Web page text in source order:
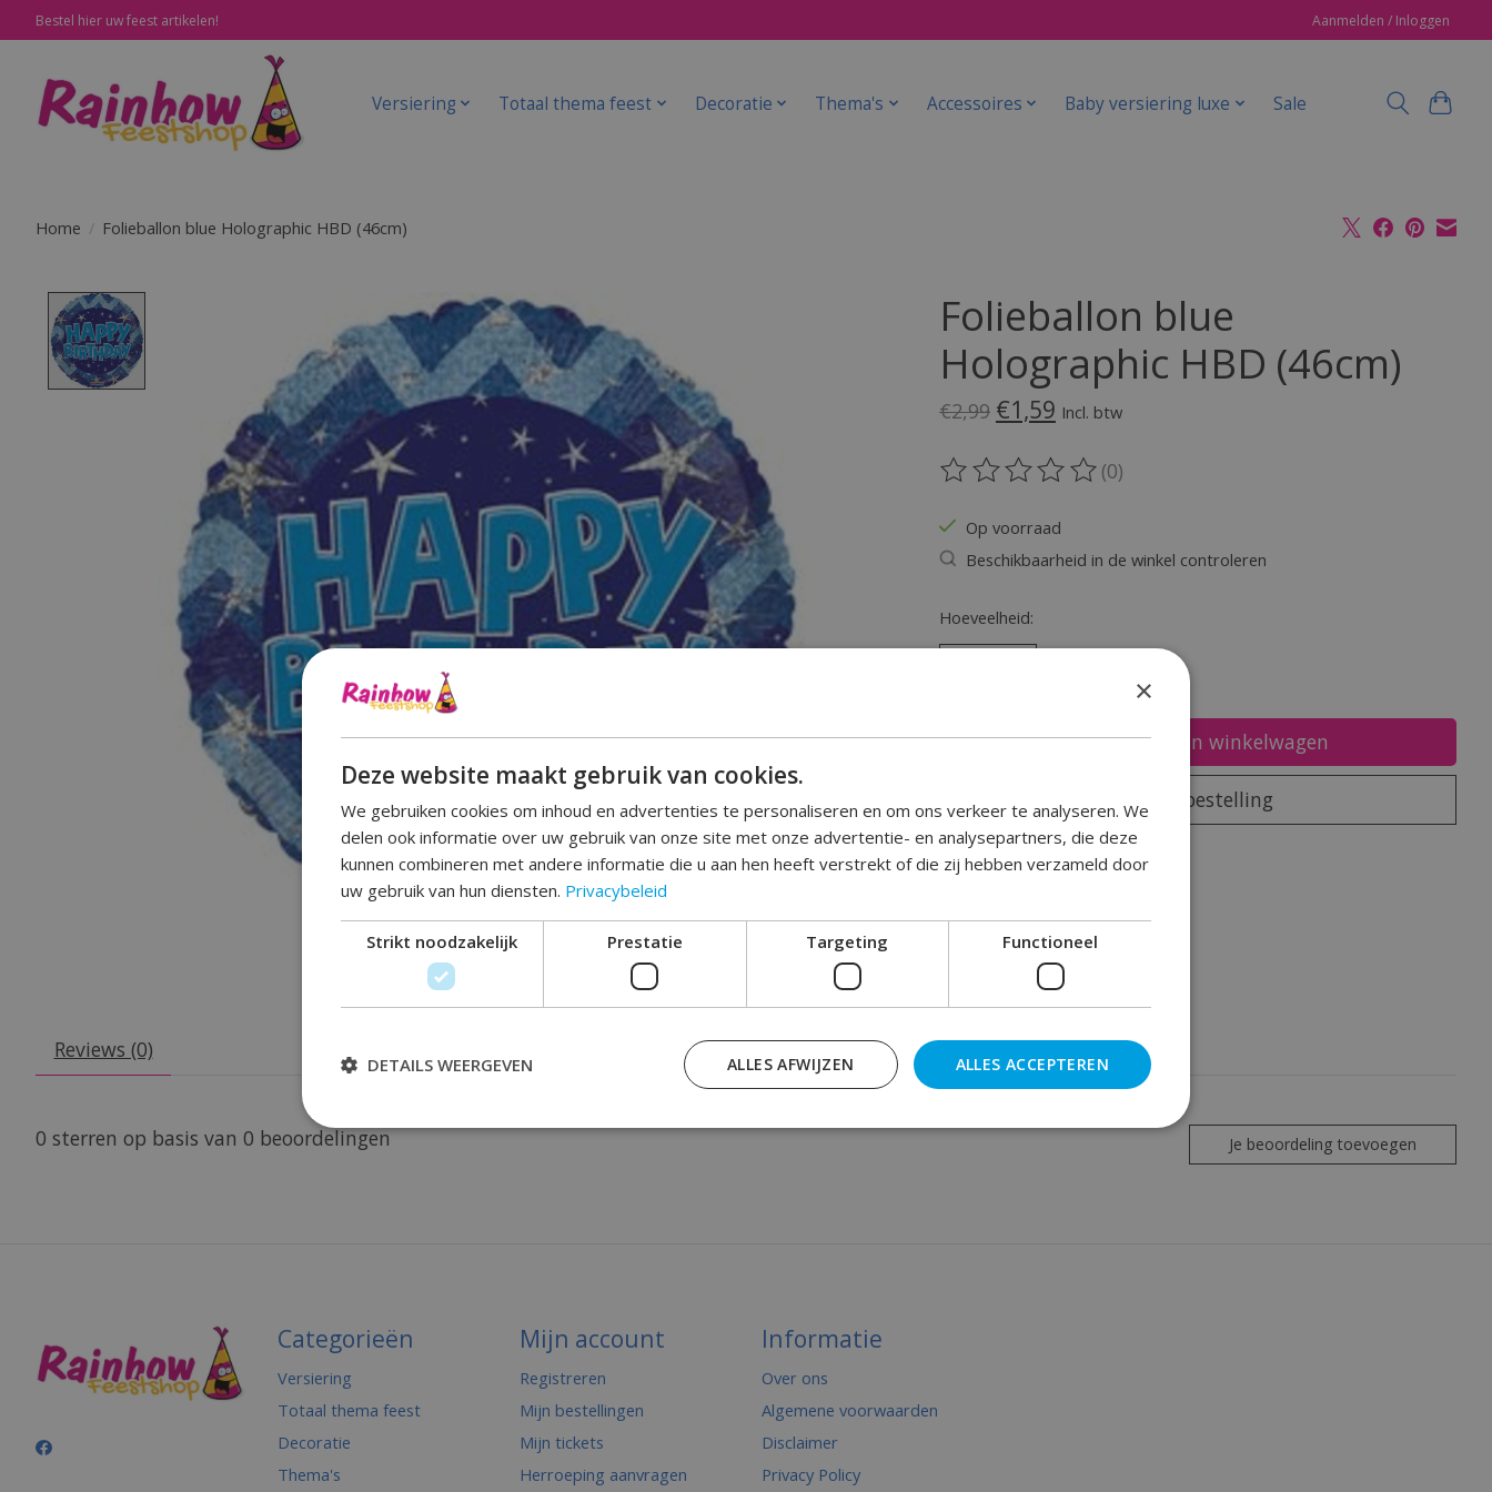
Bestel hier uw feest artikelen! Aanmelden / Inloggen
Versiering Totaal thema feest Decoratie Thema's Accessoires Baby versiering luxe Sale
Home / Folieballon blue Holographic HBD (46cm)
Product image slideshow Items
Folieballon blue
Holographic HBD (46cm)
€2,99 €1,59 Incl. btw
De beoordeling van dit product is
(0)
Op voorraad
Beschikbaarheid in de winkel controleren
Hoeveelheid:
Toevoegen aan winkelwagen
Plaats bestelling
Toevoegen om te vergelijken
Reviews (0)
0 sterren op basis van 0 beoordelingen Je beoordeling toevoegen
Categorieën
Versiering
Totaal thema feest
Decoratie
Thema's
Mijn account
Registreren
Mijn bestellingen
Mijn tickets
Herroeping aanvragen
Informatie
Over ons
Algemene voorwaarden
Disclaimer
Privacy Policy
×
Deze website maakt gebruik van cookies.
We gebruiken cookies om inhoud en advertenties te personaliseren en om ons verkeer te analyseren. We
delen ook informatie over uw gebruik van onze site met onze advertentie- en analysepartners, die deze
kunnen combineren met andere informatie die u aan hen heeft verstrekt of die zij hebben verzameld door
uw gebruik van hun diensten. Privacybeleid
Strikt noodzakelijk Prestatie Targeting Functioneel
ALLES ACCEPTEREN
ALLES AFWIJZEN
DETAILS WEERGEVEN